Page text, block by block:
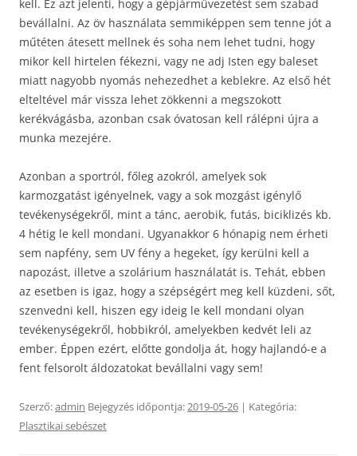
kell. Ez azt jelenti, hogy a gépjárművezetést sem szabad
bevállalni. Az öv használata semmiképpen sem tenne jót a
műtéten átesett mellnek és soha nem lehet tudni, hogy
mikor kell hirtelen fékezni, vagy ne adj Isten egy baleset
miatt nagyobb nyomás nehezedhet a keblekre. Az első hét
elteltével már vissza lehet zökkenni a megszokott
kerékvágásba, azonban csak óvatosan kell rálépni újra a
munka mezejére.
Azonban a sportról, főleg azokról, amelyek sok
karmozgatást igényelnek, vagy a sok mozgást igénylő
tevékenységekről, mint a tánc, aerobik, futás, biciklizés kb.
4 hétig le kell mondani. Ugyanakkor 6 hónapig nem érheti
sem napfény, sem UV fény a hegeket, így kerülni kell a
napozást, illetve a szolárium használatát is. Tehát, ebben
az esetben is igaz, hogy a szépségért meg kell küzdeni, sőt,
szenvedni kell, hiszen egy ideig le kell mondani olyan
tevékenységekről, hobbikról, amelyekben kedvét leli az
ember. Éppen ezért, előtte gondolja át, hogy hajlandó-e a
fent felsorolt áldozatokat bevállalni vagy sem!
Szerző:admin Bejegyzés időpontja:2019-05-26 | Kategória:
Plasztikai sebészet